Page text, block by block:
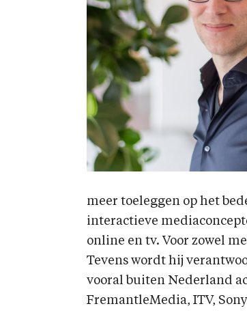
meer toeleggen op het
interactieve
online en tv. Voor zowel
Tevens wordt hij
vooral buiten Nederland
FremantleMedia, ITV,